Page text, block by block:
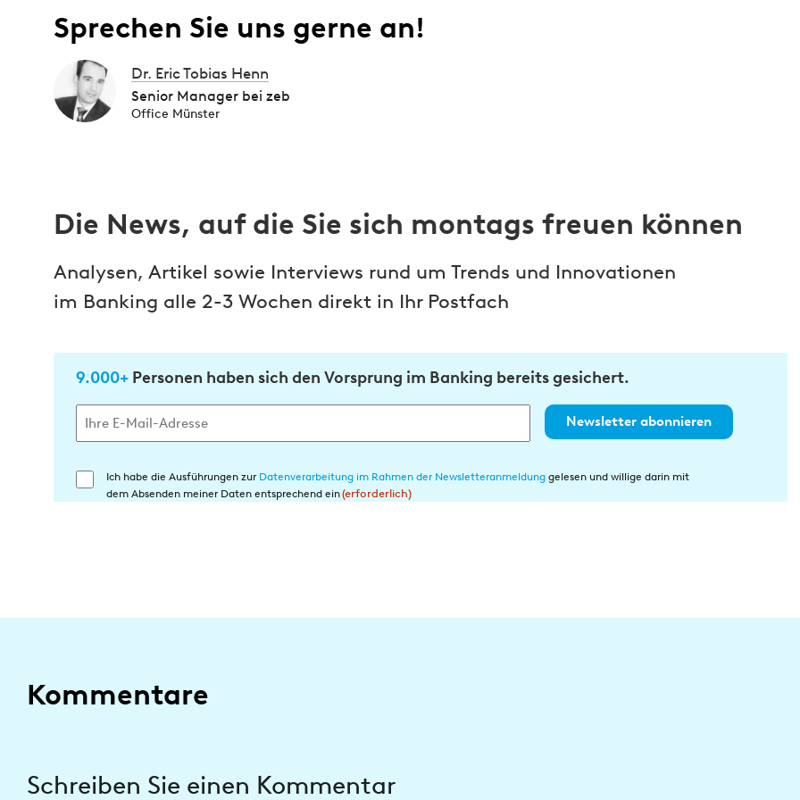
Sprechen Sie uns gerne an!
Dr. Eric Tobias Henn
Senior Manager bei zeb
Office Münster
Die News, auf die Sie sich montags freuen können
Analysen, Artikel sowie Interviews rund um Trends und Innovationen
im Banking alle 2-3 Wochen direkt in Ihr Postfach
9.000+ Personen haben sich den Vorsprung im Banking bereits gesichert.
Newsletter abonnieren
Einwilligung
in
Ich habe die Ausführungen zur Datenverarbeitung im Rahmen der Newsletteranmeldung gelesen und willige darin mit
dem Absenden meiner Daten entsprechend ein(erforderlich)
Kommentare
Schreiben Sie einen Kommentar